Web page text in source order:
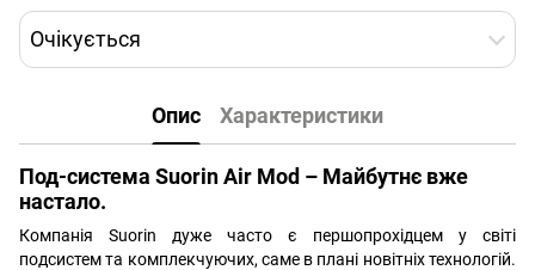
Очікується
Опис Характеристики
Под-система Suorin Air Mod – Майбутнє вже
настало.
Компанія Suorin дуже часто є першопрохідцем у світі
подсистем та комплекчуючих, саме в плані новітніх технологій.